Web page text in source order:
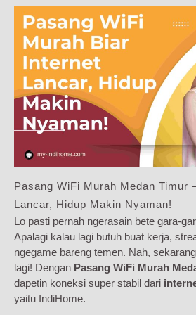
Pasang WiFi Murah Medan Timur
Lancar, Hidup Makin Nyaman!
Lo pasti pernah ngerasain bete gara-
Apalagi kalau lagi butuh buat kerja,
ngegame bareng temen. Nah,
lagi! Dengan Pasang WiFi Murah
dapetin koneksi super stabil dari
yaitu IndiHome.